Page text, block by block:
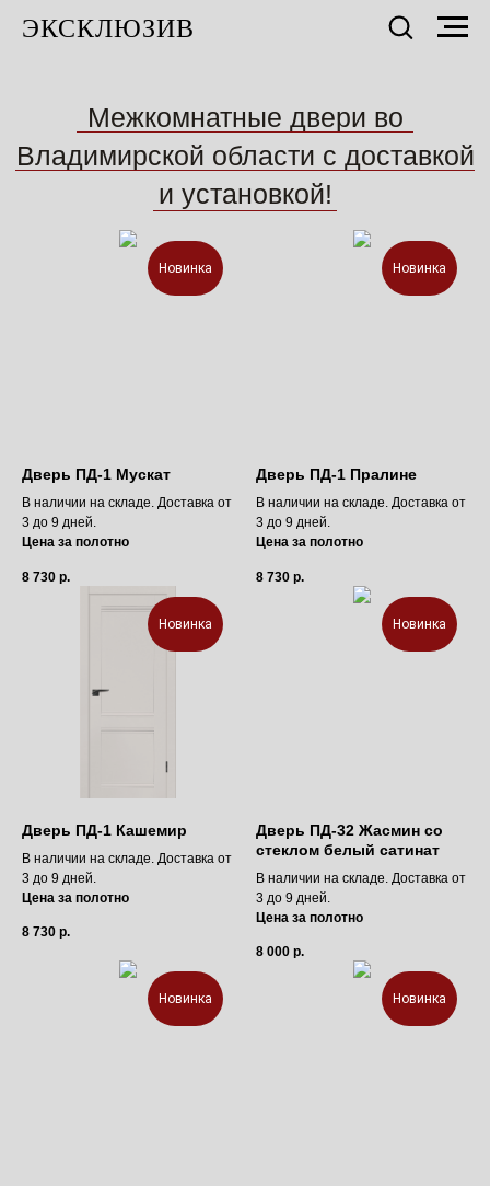
Владимирской области с доставкой
и установкой!
ЭКСКЛЮЗИВ
Новинка
Дверь ПД-1 Мускат
В наличии на складе. Доставка от
3 до 9 дней.
Цена за полотно
8 730 р.
Новинка
Дверь ПД-1 Пралине
В наличии на складе. Доставка от
3 до 9 дней.
Цена за полотно
8 730 р.
Новинка
Дверь ПД-1 Кашемир
В наличии на складе. Доставка от
3 до 9 дней.
Цена за полотно
8 730 р.
Новинка
Дверь ПД-32 Жасмин со
стеклом белый сатинат
В наличии на складе. Доставка от
3 до 9 дней.
Цена за полотно
8 000 р.
Новинка Новинка